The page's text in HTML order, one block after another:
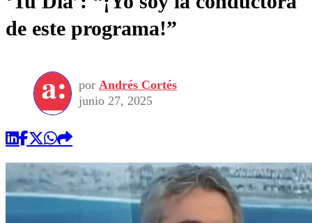
de este programa!”
por Andrés Cortés
junio 27, 2025